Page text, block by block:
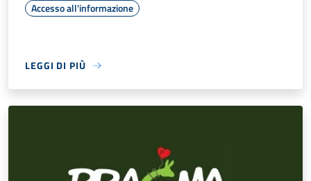
Accesso all'informazione
LEGGI DI PIÙ